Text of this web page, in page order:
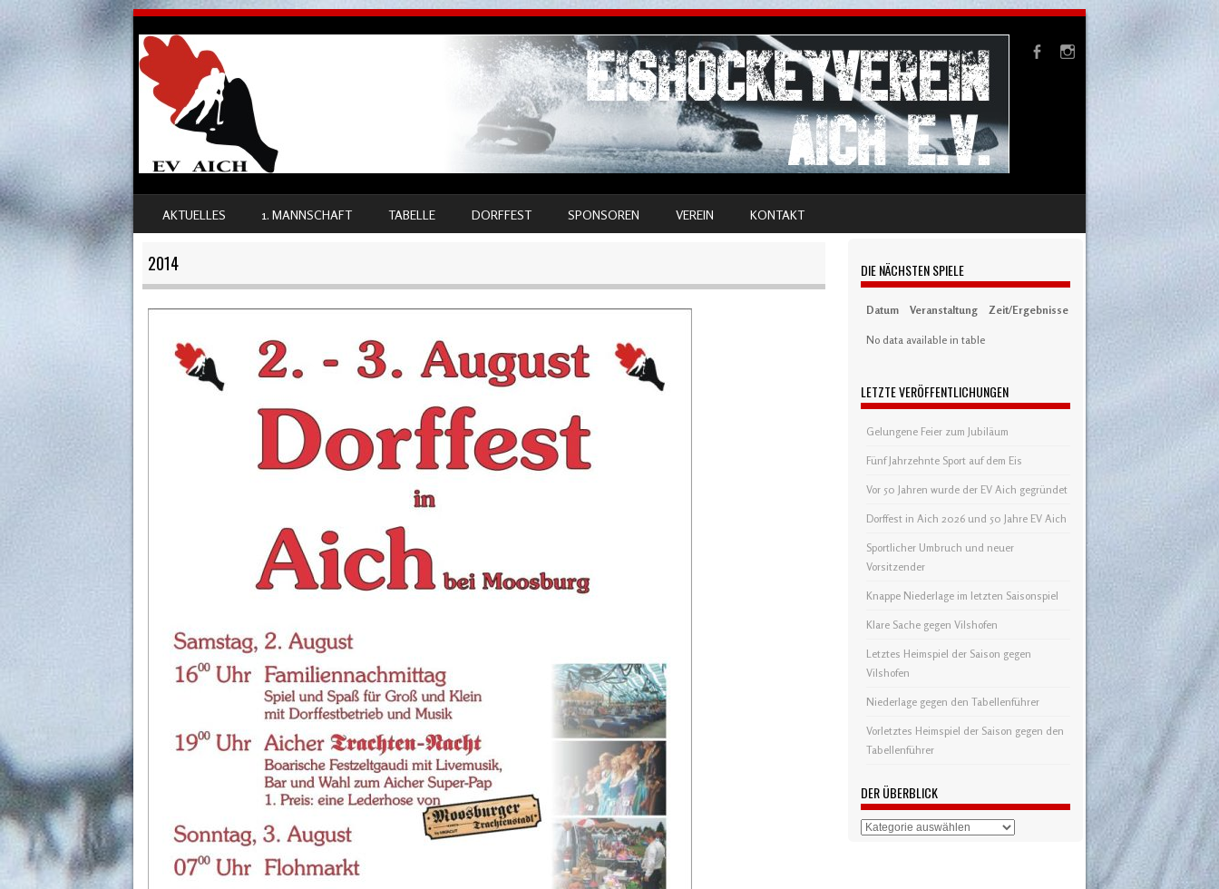
MENU
AKTUELLES 1. MANNSCHAFT TABELLE DORFFEST SPONSOREN VEREIN KONTAKT
2014 DIE NÄCHSTEN SPIELE
Datum Veranstaltung Zeit/Ergebnisse
No data available in table
LETZTE VERÖFFENTLICHUNGEN
Gelungene Feier zum Jubiläum
Fünf Jahrzehnte Sport auf dem Eis
Vor 50 Jahren wurde der EV Aich gegründet
Dorffest in Aich 2026 und 50 Jahre EV Aich
Sportlicher Umbruch und neuer
Vorsitzender
Knappe Niederlage im letzten Saisonspiel
Klare Sache gegen Vilshofen
Letztes Heimspiel der Saison gegen
Vilshofen
Niederlage gegen den Tabellenführer
Vorletztes Heimspiel der Saison gegen den
Tabellenführer
DER ÜBERBLICK
Der